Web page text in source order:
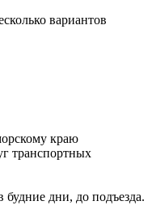
вариантов
краю
транспортных
будние дни, до подъезда.